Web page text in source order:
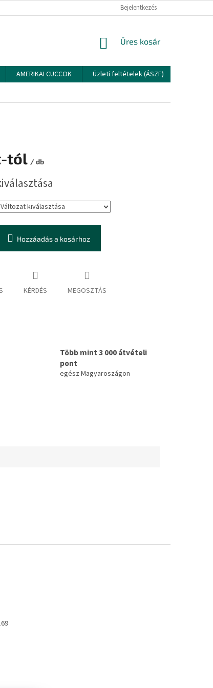
Bejelentkezés
KOSÁR
Üres kosár
AMERIKAI CUCCOK Üzleti feltételek (ÁSZF)
-tól / db
Hozzáadás a kosárhoz
KÉRDÉS MEGOSZTÁS
Több mint 3 000 átvételi
pont
egész Magyaroszágon